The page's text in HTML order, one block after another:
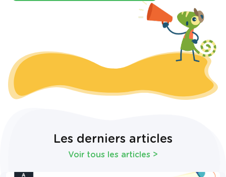
Les derniers articles
Voir tous les articles >